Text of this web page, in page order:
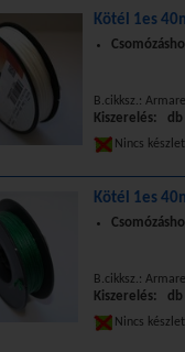
Kötél 1es
B.cikksz.:
Kiszerelés: db
Nincs
Kötél 1es
B.cikksz.:
Kiszerelés: db
Nincs